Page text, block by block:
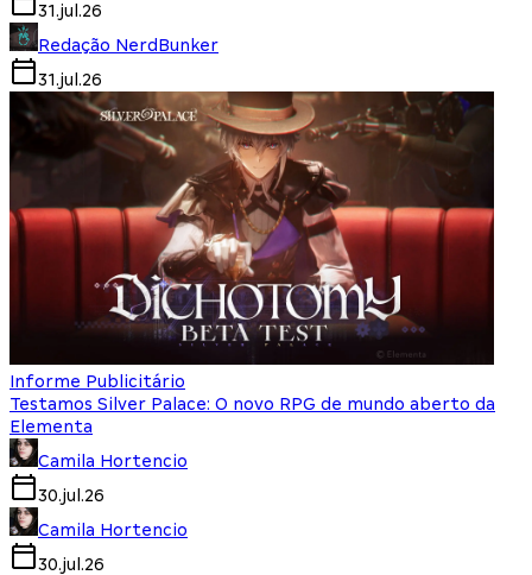
31.jul.26
Redação NerdBunker
31.jul.26
Informe Publicitário
Testamos Silver Palace: O novo RPG de mundo aberto da
Elementa
Camila Hortencio
30.jul.26
Camila Hortencio
30.jul.26